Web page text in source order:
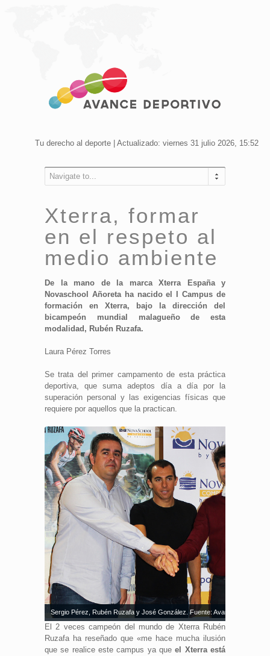
Tu derecho al deporte | Actualizado: viernes 31 julio 2026, 15:52
Navigate to...
Xterra, formar
en el respeto al
medio ambiente
De la mano de la marca Xterra España y
Novaschool Añoreta ha nacido el I Campus de
formación en Xterra, bajo la dirección del
bicampeón mundial malagueño de esta
modalidad, Rubén Ruzafa.
Laura Pérez Torres
Se trata del primer campamento de esta práctica
deportiva, que suma adeptos día a día por la
superación personal y las exigencias físicas que
requiere por aquellos que la practican.
Sergio Pérez, Rubén Ruzafa y José González. Fuente: Avance Deportivo
El 2 veces campeón del mundo de Xterra Rubén
Ruzafa ha reseñado que «me hace mucha ilusión
que se realice este campus ya queel Xterra está